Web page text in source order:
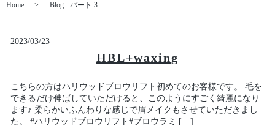
Home Blog - パート 3
2023/03/23
HBL+waxing
こちらの方はハリウッドブロウリフト初めてのお客様です。 毛を
できるだけ伸ばしていただけると、このようにすごく綺麗になり
ます♪ 柔らかいふんわりな感じで眉メイクもさせていただきまし
た。 #ハリウッドブロウリフト#ブロウラミ […]